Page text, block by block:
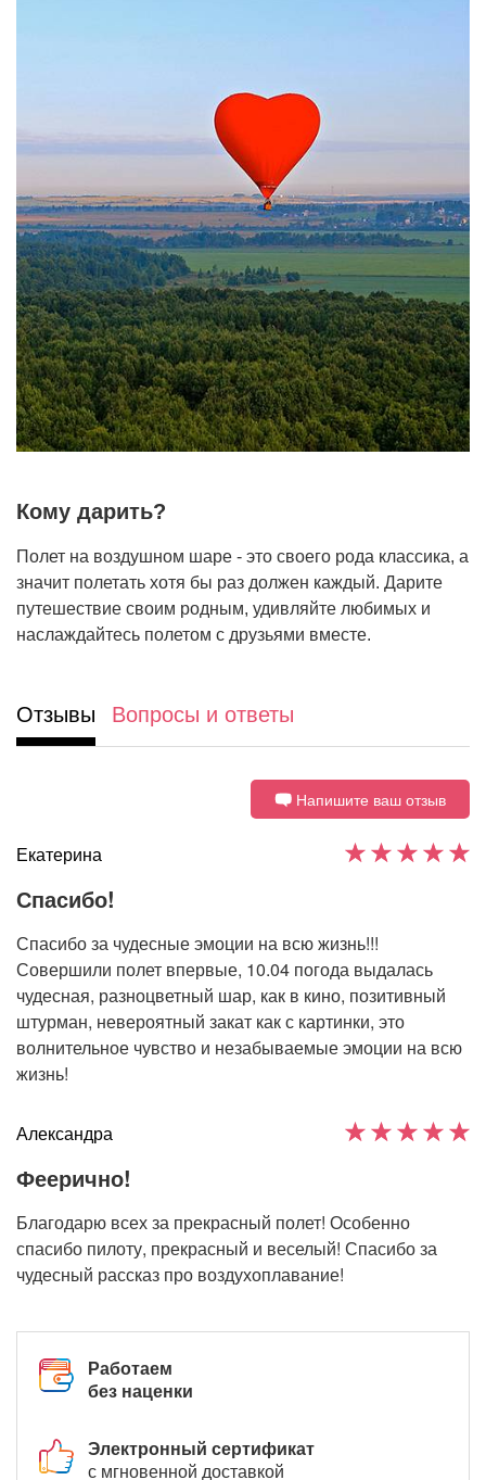
Кому дарить?
Полет на воздушном шаре - это своего рода классика, а
значит полетать хотя бы раз должен каждый. Дарите
путешествие своим родным, удивляйте любимых и
наслаждайтесь полетом с друзьями вместе.
Отзывы Вопросы и ответы
Напишите ваш отзыв
Екатерина
Спасибо!
Спасибо за чудесные эмоции на всю жизнь!!!
Совершили полет впервые, 10.04 погода выдалась
чудесная, разноцветный шар, как в кино, позитивный
штурман, невероятный закат как с картинки, это
волнительное чувство и незабываемые эмоции на всю
жизнь!
Александра
Феерично!
Благодарю всех за прекрасный полет! Особенно
спасибо пилоту, прекрасный и веселый! Спасибо за
чудесный рассказ про воздухоплавание!
Работаем
без наценки
Электронный сертификат
с мгновенной доставкой